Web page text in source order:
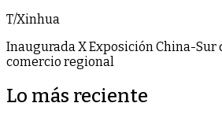
T/Xinhua
Inaugurada X Exposición China-Sur
comercio regional
Lo más reciente